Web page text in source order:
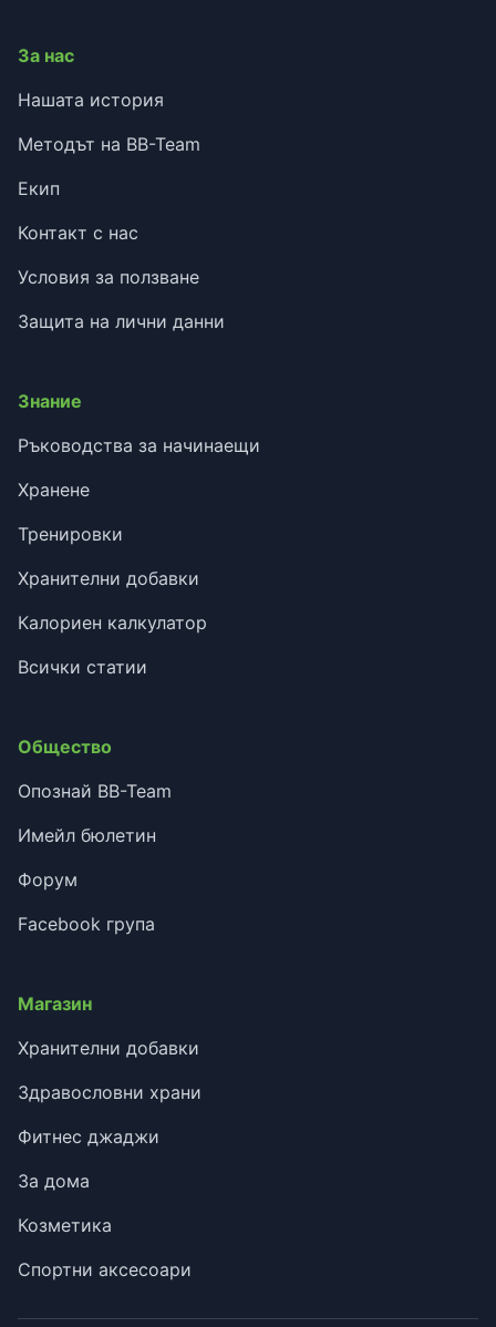
За нас
Нашата история
Методът на BB-Team
Екип
Контакт с нас
Условия за ползване
Защита на лични данни
Знание
Ръководства за начинаещи
Хранене
Тренировки
Хранителни добавки
Калориен калкулатор
Всички статии
Общество
Опознай BB-Team
Имейл бюлетин
Форум
Facebook група
Магазин
Хранителни добавки
Здравословни храни
Фитнес джаджи
За дома
Козметика
Спортни аксесоари